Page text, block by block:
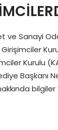
ve Sanayi
Kurulu
Başkanı